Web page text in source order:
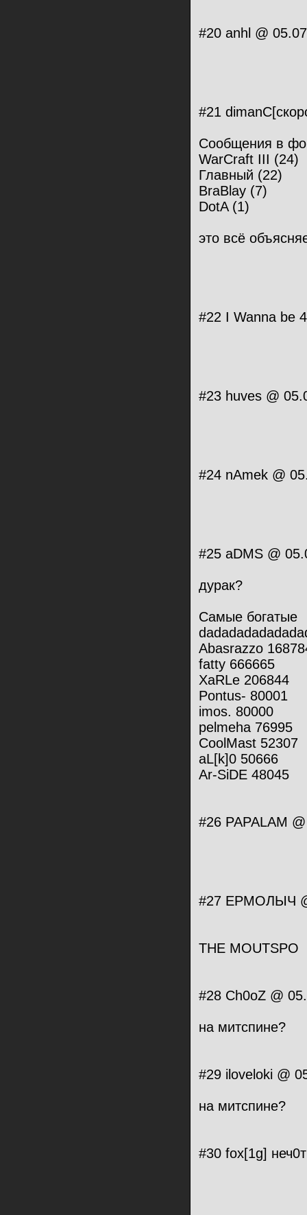
#20 anhl @
#21
Сообщения в
WarCraft III (24)
Главный (22)
BraBlay (7)
DotA (1)
это всё
#22 I Wanna be
#23 huves @
#24 nAmek @
#25 aDMS @
дурак?
Самые богатые
Abasrazzo
fatty 666665
XaRLe 206844
Pontus- 80001
imos. 80000
pelmeha 76995
CoolMast 52307
aL[k]0 50666
Ar-SiDE 48045
#26 PAPALAM
#27 ЕРМОЛЫЧ
THE MOUTSPO
#28 Ch0oZ @
на митспине?
#29 iloveloki @
на митспине?
#30 fox[1g]